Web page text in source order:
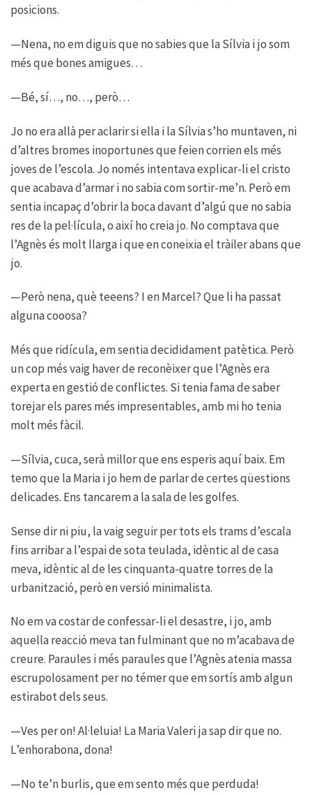
posicions.
—Nena, no em diguis que no sabies que la Sílvia i jo som
més que bones amigues…
—Bé, sí…, no…, però…
Jo no era allà per aclarir si ella i la Sílvia s’ho muntaven, ni
d’altres bromes inoportunes que feien corrien els més
joves de l’escola. Jo només intentava explicar-li el cristo
que acabava d’armar i no sabia com sortir-me’n. Però em
sentia incapaç d’obrir la boca davant d’algú que no sabia
res de la pel·lícula, o així ho creia jo. No comptava que
l’Agnès és molt llarga i que en coneixia el tràiler abans que
jo.
—Però nena, què teeens? I en Marcel? Que li ha passat
alguna cooosa?
Més que ridícula, em sentia decididament patètica. Però
un cop més vaig haver de reconèixer que l’Agnès era
experta en gestió de conflictes. Si tenia fama de saber
torejar els pares més impresentables, amb mi ho tenia
molt més fàcil.
—Sílvia, cuca, serà millor que ens esperis aquí baix. Em
temo que la Maria i jo hem de parlar de certes qüestions
delicades. Ens tancarem a la sala de les golfes.
Sense dir ni piu, la vaig seguir per tots els trams d’escala
fins arribar a l’espai de sota teulada, idèntic al de casa
meva, idèntic al de les cinquanta-quatre torres de la
urbanització, però en versió minimalista.
No em va costar de confessar-li el desastre, i jo, amb
aquella reacció meva tan fulminant que no m’acabava de
creure. Paraules i més paraules que l’Agnès atenia massa
escrupolosament per no témer que em sortís amb algun
estirabot dels seus.
—Ves per on! Al·leluia! La Maria Valeri ja sap dir que no.
L’enhorabona, dona!
—No te’n burlis, que em sento més que perduda!